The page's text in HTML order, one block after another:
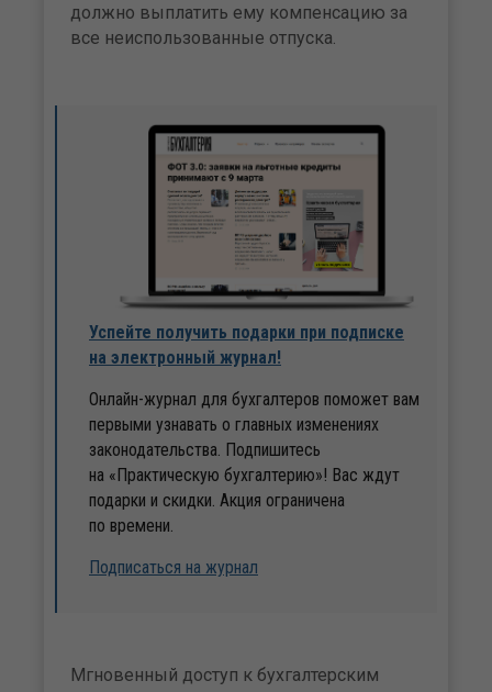
должно выплатить ему компенсацию за
все неиспользованные отпуска.
Успейте получить подарки при подписке
на электронный журнал!
Онлайн-журнал для бухгалтеров поможет вам
первыми узнавать о главных изменениях
законодательства. Подпишитесь
на «Практическую бухгалтерию»! Вас ждут
подарки и скидки. Акция ограничена
по времени.
Подписаться на журнал
Мгновенный доступ к бухгалтерским